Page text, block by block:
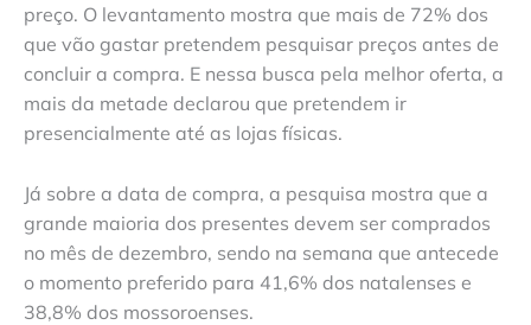
preço. O levantamento mostra que mais de 72% dos
que vão gastar pretendem pesquisar preços antes de
concluir a compra. E nessa busca pela melhor oferta, a
mais da metade declarou que pretendem ir
presencialmente até as lojas físicas.
Já sobre a data de compra, a pesquisa mostra que a
grande maioria dos presentes devem ser comprados
no mês de dezembro, sendo na semana que antecede
o momento preferido para 41,6% dos natalenses e
38,8% dos mossoroenses.